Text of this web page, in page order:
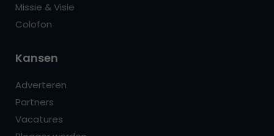
Missie & Visie
Colofon
Kansen
Adverteren
Partners
Vacatures